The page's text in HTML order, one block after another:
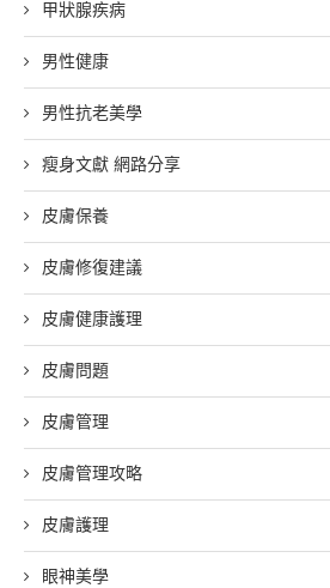
甲狀腺疾病
男性健康
男性抗老美學
瘦身文獻 網路分享
皮膚保養
皮膚修復建議
皮膚健康護理
皮膚問題
皮膚管理
皮膚管理攻略
皮膚護理
眼神美學